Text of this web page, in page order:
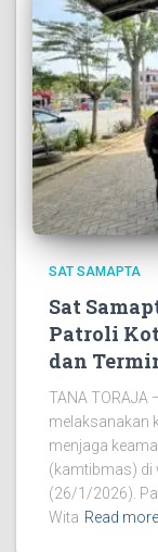
SAT SAMAPTA
Sat
Patroli
dan
TANA TORAJA
melaksanakan
menjaga
(kamtibmas) di
(26/1/2026).
Wita Read more